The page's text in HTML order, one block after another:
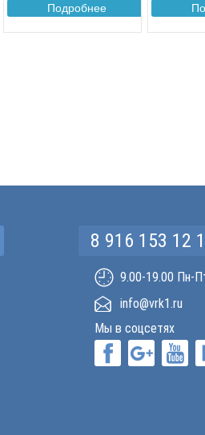
Подробнее
8 916 153 12
9.00-19.00 Пн-
info@vrk1.ru
Мы в соцсетях